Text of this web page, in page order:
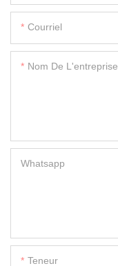
Courriel
Nom De L'entreprise
Whatsapp
Teneur